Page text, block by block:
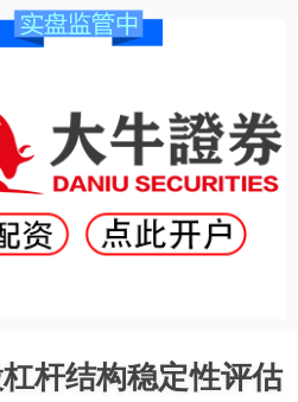
杆结构稳定性评估